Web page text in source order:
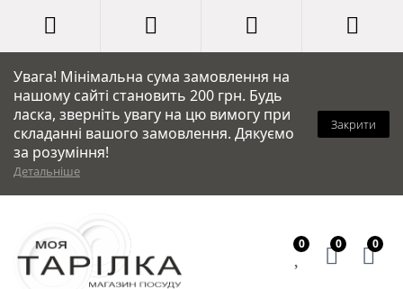
Увага! Мінімальна сума замовлення на
нашому сайті становить 200 грн. Будь
ласка, зверніть увагу на цю вимогу при
складанні вашого замовлення. Дякуємо
за розуміння!
Детальніше
Закрити
0 0 0